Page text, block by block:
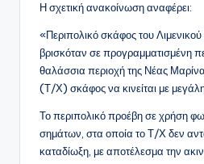
Η σχετική ανακοίνωση αναφέρει:
«Περιπολικό σκάφος του
βρισκόταν σε προγραμματισμένη
θαλάσσια περιοχή της Νέας
(Τ/Χ) σκάφος να κινείται με μεγάλη
Το περιπολικό προέβη σε χρήση
σημάτων, στα οποία το Τ/Χ δεν
καταδίωξη, με αποτέλεσμα την